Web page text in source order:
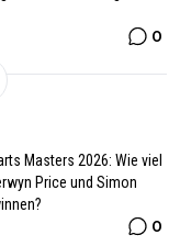
0
Masters 2026: Wie viel
Price und Simon
0